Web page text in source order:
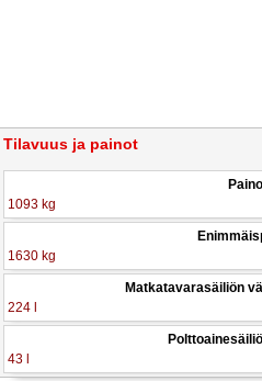
Tilavuus ja painot
Paino
1093 kg
1630 kg
Matkatavarasäiliön
224 l
43 l